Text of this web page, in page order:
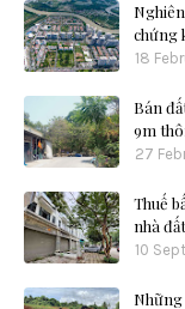
chứng
18
Bán
9m
27
Thuế
nhà đất
10